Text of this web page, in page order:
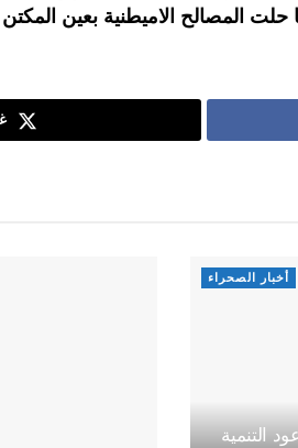
حلت المصالح الاميطنية بعين المكتن
أخبار الصحراء
التنمية